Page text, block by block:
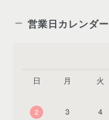
営業日カレンダー
日 月 火
2
3 4